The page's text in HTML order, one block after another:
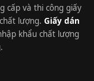
cấp và thi công giấy
lượng. Giấy dán
khẩu chất lượng